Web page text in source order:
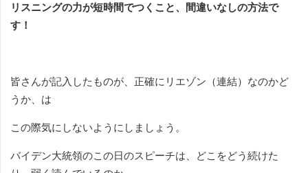
リスニングの力が短時間でつくこと、間違いなしの方法で
す！
皆さんが記入したものが、正確にリエゾン（連結）なのかど
うか、は
この際気にしないようにしましょう。
バイデン大統領のこの日のスピーチは、どこをどう続けた